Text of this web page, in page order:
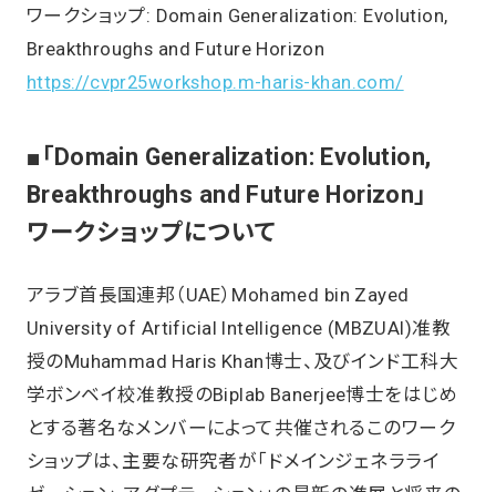
ワークショップ: Domain Generalization: Evolution,
Breakthroughs and Future Horizon
https://cvpr25workshop.m-haris-khan.com/
■「Domain Generalization: Evolution,
Breakthroughs and Future Horizon」
ワークショップについて
アラブ首長国連邦（UAE）Mohamed bin Zayed
University of Artificial Intelligence (MBZUAI)准教
授のMuhammad Haris Khan博士、及びインド工科大
学ボンベイ校准教授のBiplab Banerjee博士をはじめ
とする著名なメンバーによって共催されるこのワーク
ショップは、主要な研究者が「ドメインジェネラライ